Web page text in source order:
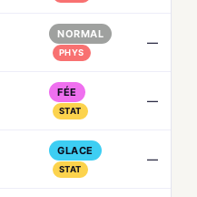
NORMAL
PHYS
—
FÉE
STAT
—
GLACE
STAT
—